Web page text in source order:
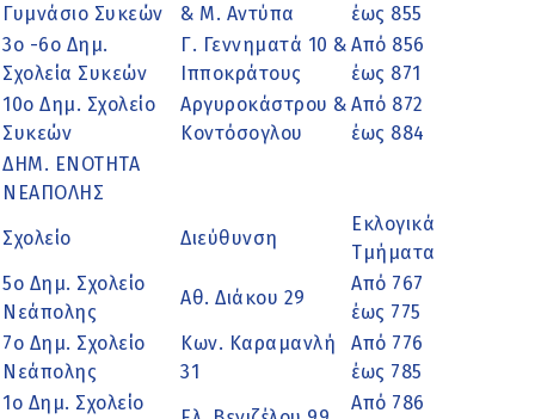
Γυμνάσιο Συκεών
& Μ. Αντύπα
έως 855
3ο -6ο Δημ.
Σχολεία Συκεών
Γ. Γεννηματά 10 &
Ιπποκράτους
Από 856
έως 871
10ο Δημ. Σχολείο
Συκεών
Αργυροκάστρου &
Κοντόσογλου
Από 872
έως 884
ΔΗΜ. ΕΝΟΤΗΤΑ
ΝΕΑΠΟΛΗΣ
Σχολείο
Διεύθυνση
Εκλογικά
Τμήματα
5ο Δημ. Σχολείο
Νεάπολης
Αθ. Διάκου 29
Από 767
έως 775
7ο Δημ. Σχολείο
Νεάπολης
Κων. Καραμανλή
31
Από 776
έως 785
1ο Δημ. Σχολείο
Από 786